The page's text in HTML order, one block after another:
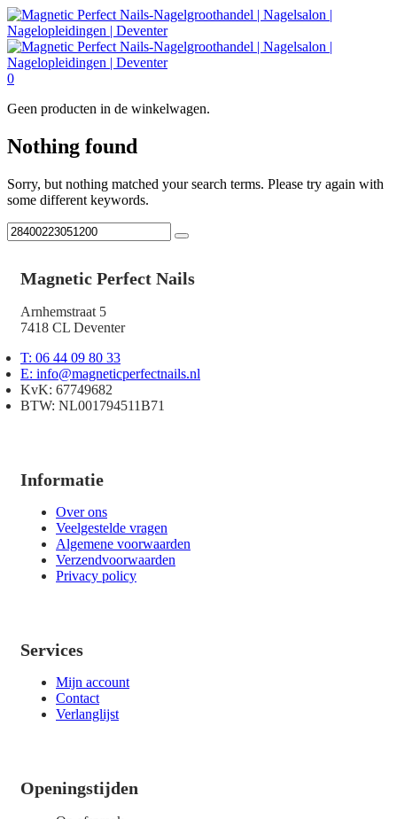
0
Geen producten in de winkelwagen.
Nothing found
Sorry, but nothing matched your search terms. Please try again with
some different keywords.
Magnetic Perfect Nails
Arnhemstraat 5
7418 CL Deventer
T: 06 44 09 80 33
E: info@magneticperfectnails.nl
KvK: 67749682
BTW: NL001794511B71
Informatie
Over ons
Veelgestelde vragen
Algemene voorwaarden
Verzendvoorwaarden
Privacy policy
Services
Mijn account
Contact
Verlanglijst
Openingstijden